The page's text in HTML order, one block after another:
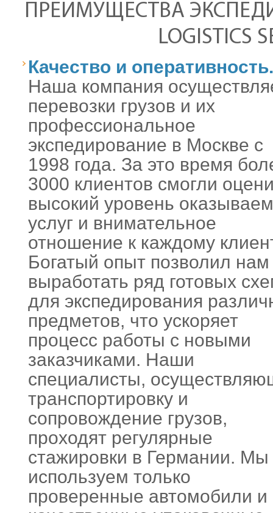
ПРЕИМУЩЕСТВА
LOGISTICS
Качество и
Наша компания
перевозки грузов и их
профессиональное
экспедирование в Москве с
1998 года. За это время
3000 клиентов смогли
высокий уровень
услуг и внимательное
отношение к каждому
Богатый опыт позволил нам
выработать ряд готовых
для экспедирования
предметов, что ускоряет
процесс работы с новыми
заказчиками. Наши
специалисты,
транспортировку и
сопровождение грузов,
проходят регулярные
стажировки в Германии. Мы
используем только
проверенные автомобили и